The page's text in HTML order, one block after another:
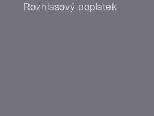
Rozhlasový poplatek